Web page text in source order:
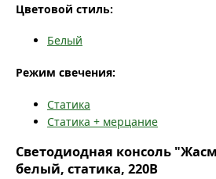
Цветовой стиль:
Белый
Режим свечения:
Статика
Статика + мерцание
Светодиодная консоль
белый, статика, 220В